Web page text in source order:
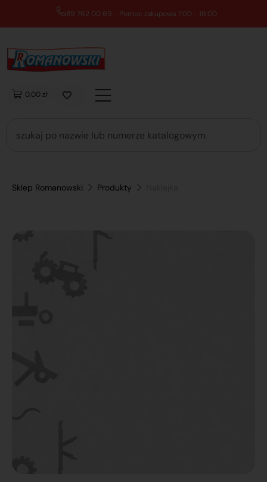
89 762 00 69 - Pomoc zakupowa 7:00 - 16:00
0,00 zł
Sklep Romanowski Produkty